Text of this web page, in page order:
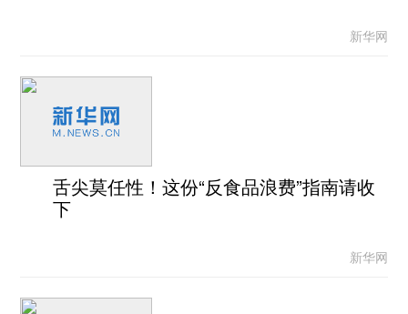
新华网
舌尖莫任性！这份“反食品浪费”指南请收
下
新华网